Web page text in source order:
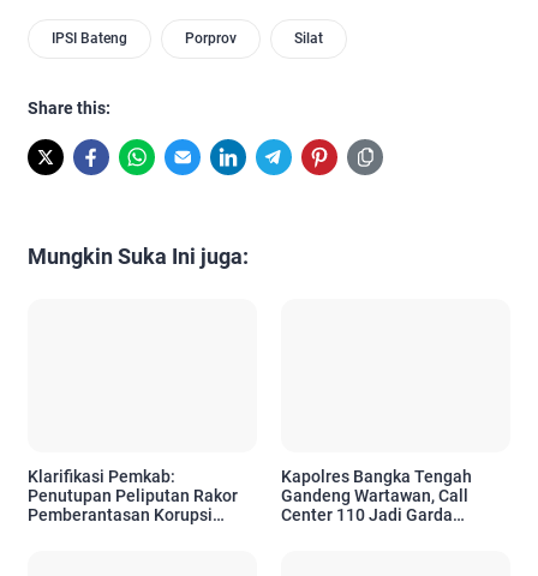
IPSI Bateng Porprov Silat
Share this:
Mungkin Suka Ini juga:
Klarifikasi Pemkab:
Penutupan Peliputan Rakor
Pemberantasan Korupsi
Kapolres Bangka Tengah
Gandeng Wartawan, Call
Center 110 Jadi Garda